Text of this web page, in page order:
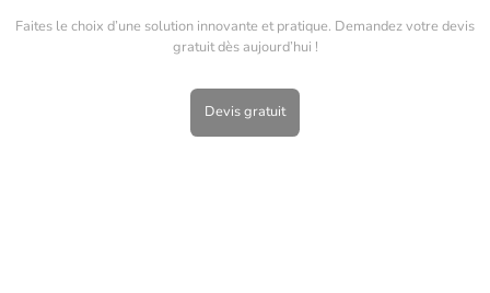
Faites le choix d’une solution innovante et pratique. Demandez votre devis
gratuit dès aujourd’hui !
Devis gratuit